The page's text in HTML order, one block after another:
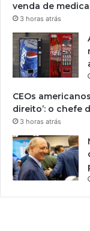
venda de
3 horas atrás
CEOs
direito’: o chefe
3 horas atrás